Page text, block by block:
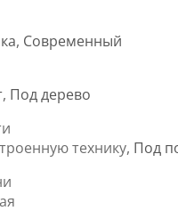
, Современный
, Под дерево
технику, Под